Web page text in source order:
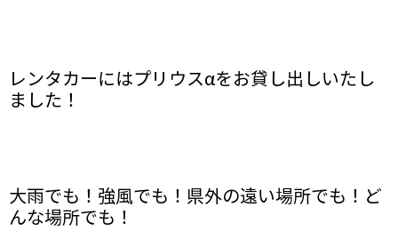
レンタカーにはプリウスαをお貸し出しいたし
ました！
大雨でも！強風でも！県外の遠い場所でも！ど
んな場所でも！